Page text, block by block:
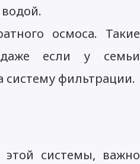
осмоса. Такие
даже если у семьи
систему фильтрации.
системы, важно